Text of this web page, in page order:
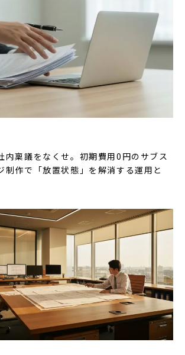
内稟議をなくせ。初期費用0円のサブス
制作で「放置状態」を解消する運用と